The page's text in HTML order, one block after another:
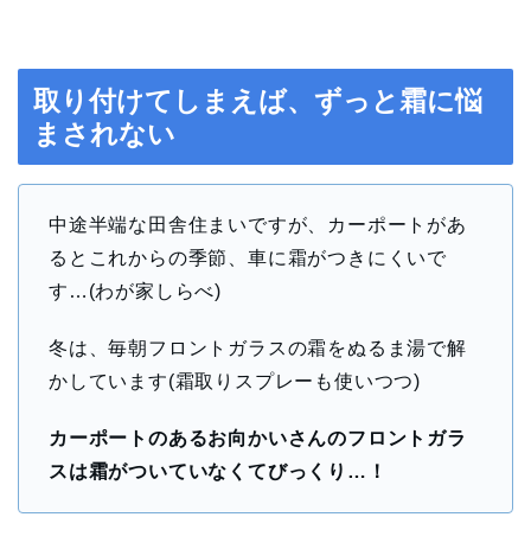
取り付けてしまえば、ずっと霜に悩
まされない
中途半端な田舎住まいですが、カーポートがあ
るとこれからの季節、車に霜がつきにくいで
す…(わが家しらべ)
冬は、毎朝フロントガラスの霜をぬるま湯で解
かしています(霜取りスプレーも使いつつ)
カーポートのあるお向かいさんのフロントガラ
スは霜がついていなくてびっくり…！